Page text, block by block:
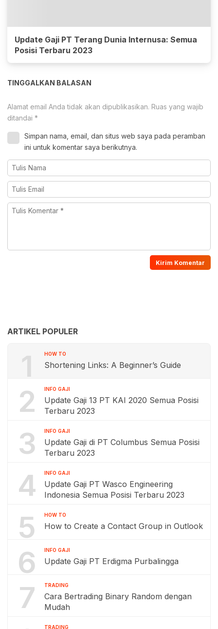
Update Gaji PT Terang Dunia Internusa: Semua
Posisi Terbaru 2023
TINGGALKAN BALASAN
Alamat email Anda tidak akan dipublikasikan. Ruas yang wajib
ditandai *
Simpan nama, email, dan situs web saya pada peramban
ini untuk komentar saya berikutnya.
ARTIKEL POPULER
1 HOW TO
Shortening Links: A Beginner’s Guide
2 INFO GAJI
Update Gaji 13 PT KAI 2020 Semua Posisi
Terbaru 2023
3 INFO GAJI
Update Gaji di PT Columbus Semua Posisi
Terbaru 2023
4 INFO GAJI
Update Gaji PT Wasco Engineering
Indonesia Semua Posisi Terbaru 2023
5 HOW TO
How to Create a Contact Group in Outlook
6 INFO GAJI
Update Gaji PT Erdigma Purbalingga
7 TRADING
Cara Bertrading Binary Random dengan
Mudah
TRADING